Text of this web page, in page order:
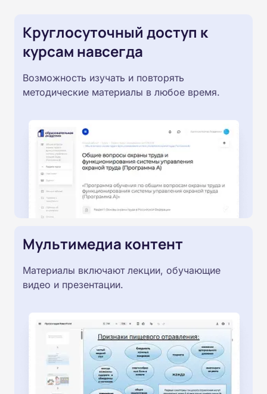
Круглосуточный доступ к
курсам навсегда
Возможность изучать и повторять
методические материалы в любое время.
Мультимедиа контент
Материалы включают лекции, обучающие
видео и презентации.